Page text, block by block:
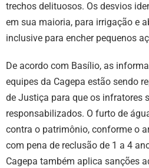
trechos delituosos. Os desvios
em sua maioria, para irrigação e
inclusive para encher pequenos
De acordo com Basílio, as
equipes da Cagepa estão sendo
de Justiça para que os infratores
responsabilizados. O furto de
contra o patrimônio, conforme o
com pena de reclusão de 1 a 4
Cagepa também aplica sanções